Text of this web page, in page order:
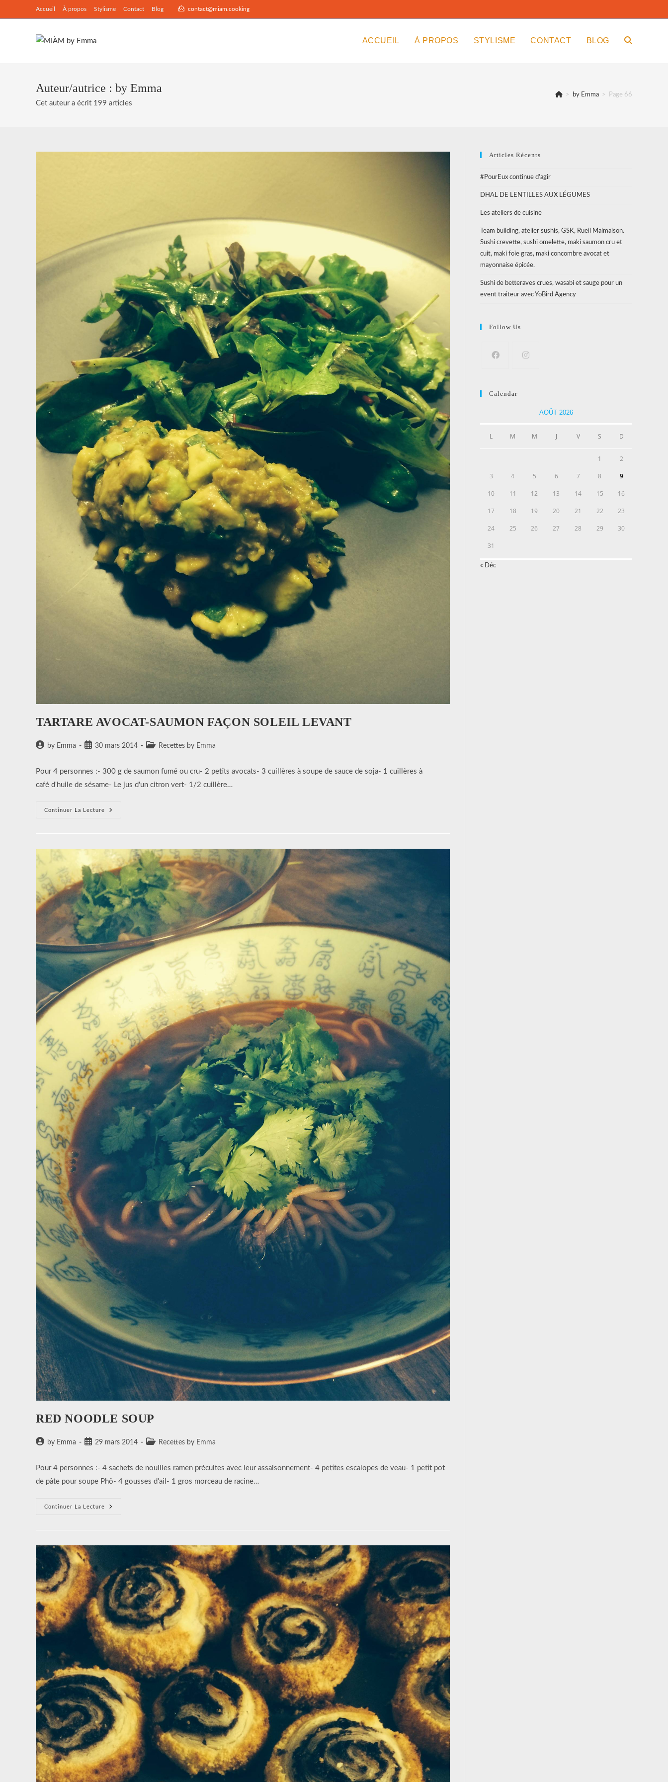
to
Accueil À propos Stylisme Contact Blog contact@miam.cooking
ACCUEIL À PROPOS STYLISME CONTACT BLOG TOGGLE
Auteur/autrice : by Emma
Cet auteur a écrit 199 articles
> by Emma > Page 66
TARTARE AVOCAT-SAUMON FAÇON SOLEIL LEVANT
Auteur/autrice
publication :
by Emma
Publication
30 mars 2014
Post Recettes by Emma
Pour 4 personnes :- 300 g de saumon fumé ou cru- 2 petits avocats- 3 cuillères à soupe de sauce de soja- 1 cuillères à
café d'huile de sésame- Le jus d'un citron vert- 1/2 cuillère…
Continuer La Lecture
TARTARE
RED NOODLE SOUP
Auteur/autrice
publication :
by Emma
Publication
29 mars 2014
Post Recettes by Emma
Pour 4 personnes :- 4 sachets de nouilles ramen précuites avec leur assaisonnement- 4 petites escalopes de veau- 1 petit pot
de pâte pour soupe Phô- 4 gousses d'ail- 1 gros morceau de racine…
Continuer La Lecture
RED
Articles Récents
#PourEux continue d’agir
DHAL DE LENTILLES AUX LÉGUMES
Les ateliers de cuisine
Team building, atelier sushis, GSK, Rueil Malmaison.
Sushi crevette, sushi omelette, maki saumon cru et
cuit, maki foie gras, maki concombre avocat et
mayonnaise épicée.
Sushi de betteraves crues, wasabi et sauge pour un
event traiteur avec YoBird Agency
Follow Us
Calendar
AOÛT 2026
L M M J V S D
1 2
3 4 5 6 7 8 9
10 11 12 13 14 15 16
17 18 19 20 21 22 23
24 25 26 27 28 29 30
31
« Déc